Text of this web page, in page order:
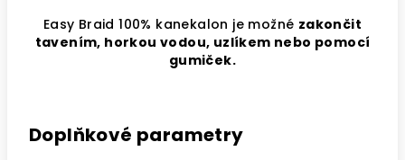
Easy Braid 100% kanekalon je možné zakončit
tavením, horkou vodou, uzlíkem nebo pomocí
gumiček.
Doplňkové parametry